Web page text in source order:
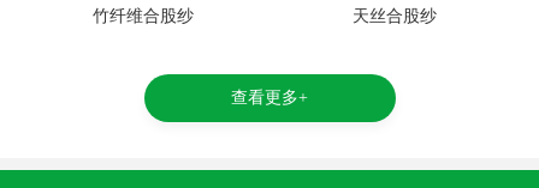
竹纤维合股纱 天丝合股纱
查看更多+